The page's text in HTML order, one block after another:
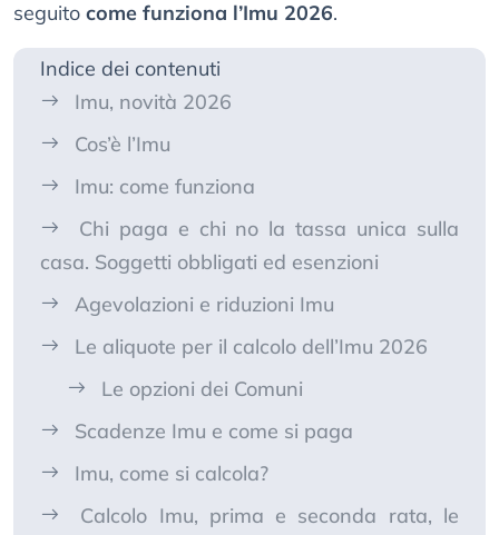
seguito come funziona l’Imu 2026.
Indice dei contenuti
Imu, novità 2026
Cos’è l’Imu
Imu: come funziona
Chi paga e chi no la tassa unica sulla
casa. Soggetti obbligati ed esenzioni
Agevolazioni e riduzioni Imu
Le aliquote per il calcolo dell’Imu 2026
Le opzioni dei Comuni
Scadenze Imu e come si paga
Imu, come si calcola?
Calcolo Imu, prima e seconda rata, le